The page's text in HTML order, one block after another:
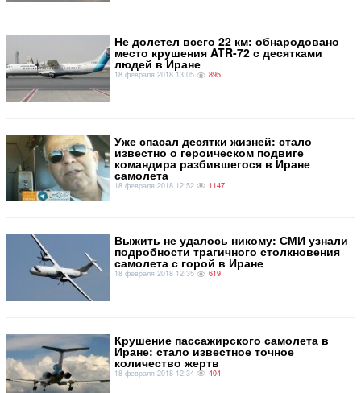
Не долетел всего 22 км: обнародовано
место крушения ATR-72 с десятками
людей в Иране
18 февраля 2018 13:05 895
Уже спасал десятки жизней: стало
известно о героическом подвиге
командира разбившегося в Иране
самолета
18 февраля 2018 12:52 1147
Выжить не удалось никому: СМИ узнали
подробности трагичного столкновения
самолета с горой в Иране
18 февраля 2018 12:35 619
Крушение пассажирского самолета в
Иране: стало известное точное
количество жертв
18 февраля 2018 12:34 404